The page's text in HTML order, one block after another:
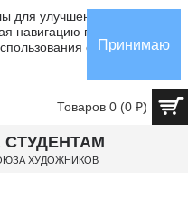
для улучшения
навигацию по сайту,
cookie-
Принимаю
Товаров 0 (0 ₽)
СТУДЕНТАМ
Художников